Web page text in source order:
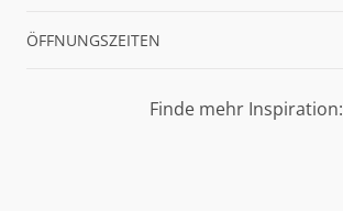
ÖFFNUNGSZEITEN
Finde mehr Inspiration: